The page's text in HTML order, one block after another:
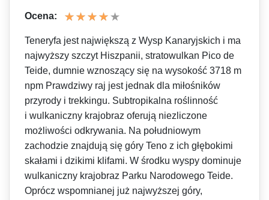
Ocena:
Teneryfa jest największą z Wysp Kanaryjskich i ma
najwyższy szczyt Hiszpanii, stratowulkan Pico de
Teide, dumnie wznoszący się na wysokość 3718 m
npm Prawdziwy raj jest jednak dla miłośników
przyrody i trekkingu. Subtropikalna roślinność
i wulkaniczny krajobraz oferują niezliczone
możliwości odkrywania. Na południowym
zachodzie znajdują się góry Teno z ich głębokimi
skałami i dzikimi klifami. W środku wyspy dominuje
wulkaniczny krajobraz Parku Narodowego Teide.
Oprócz wspomnianej już najwyższej góry,